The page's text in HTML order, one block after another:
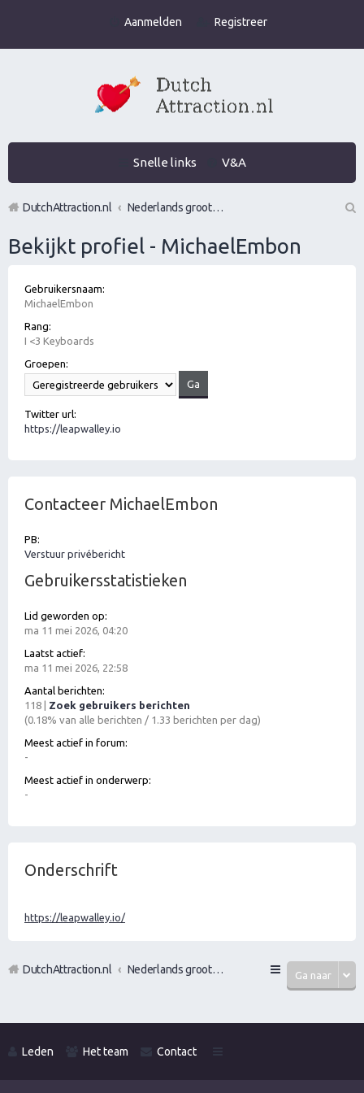
Aanmelden Registreer
Snelle links V&A
DutchAttraction.nl
Nederlands grootste Dutch Attraction, Lifestyle, Vrouwen versieren en Pick-Up (PUA) Forum
Bekijkt profiel - MichaelEmbon
Gebruikersnaam:
MichaelEmbon
Rang:
I <3 Keyboards
Groepen:
Twitter url:
https://leapwalley.io
Contacteer MichaelEmbon
PB:
Verstuur privébericht
Gebruikersstatistieken
Lid geworden op:
ma 11 mei 2026, 04:20
Laatst actief:
ma 11 mei 2026, 22:58
Aantal berichten:
118 | Zoek gebruikers berichten
(0.18% van alle berichten / 1.33 berichten per dag)
Meest actief in forum:
-
Meest actief in onderwerp:
-
Onderschrift
https://leapwalley.io/
Ga naar
DutchAttraction.nl Nederlands grootste Dutch Attraction, Lifestyle, Vrouwen versieren en Pick-Up (PUA) Forum
Leden Het team Contact